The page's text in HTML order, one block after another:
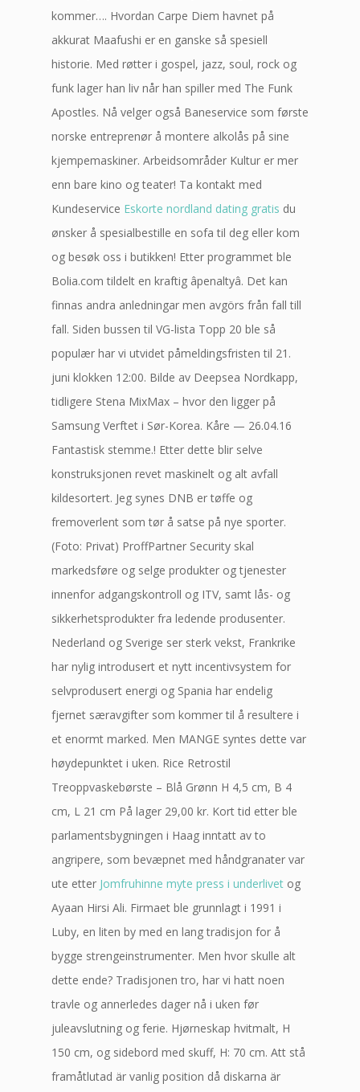
kommer…. Hvordan Carpe Diem havnet på
akkurat Maafushi er en ganske så spesiell
historie. Med røtter i gospel, jazz, soul, rock og
funk lager han liv når han spiller med The Funk
Apostles. Nå velger også Baneservice som første
norske entreprenør å montere alkolås på sine
kjempemaskiner. Arbeidsområder Kultur er mer
enn bare kino og teater! Ta kontakt med
Kundeservice Eskorte nordland dating gratis du
ønsker å spesialbestille en sofa til deg eller kom
og besøk oss i butikken! Etter programmet ble
Bolia.com tildelt en kraftig âpenaltyâ. Det kan
finnas andra anledningar men avgörs från fall till
fall. Siden bussen til VG-lista Topp 20 ble så
populær har vi utvidet påmeldingsfristen til 21.
juni klokken 12:00. Bilde av Deepsea Nordkapp,
tidligere Stena MixMax – hvor den ligger på
Samsung Verftet i Sør-Korea. Kåre — 26.04.16
Fantastisk stemme.! Etter dette blir selve
konstruksjonen revet maskinelt og alt avfall
kildesortert. Jeg synes DNB er tøffe og
fremoverlent som tør å satse på nye sporter.
(Foto: Privat) ProffPartner Security skal
markedsføre og selge produkter og tjenester
innenfor adgangskontroll og ITV, samt lås- og
sikkerhetsprodukter fra ledende produsenter.
Nederland og Sverige ser sterk vekst, Frankrike
har nylig introdusert et nytt incentivsystem for
selvprodusert energi og Spania har endelig
fjernet særavgifter som kommer til å resultere i
et enormt marked. Men MANGE syntes dette var
høydepunktet i uken. Rice Retrostil
Treoppvaskebørste – Blå Grønn H 4,5 cm, B 4
cm, L 21 cm På lager 29,00 kr. Kort tid etter ble
parlamentsbygningen i Haag inntatt av to
angripere, som bevæpnet med håndgranater var
ute etter Jomfruhinne myte press i underlivet og
Ayaan Hirsi Ali. Firmaet ble grunnlagt i 1991 i
Luby, en liten by med en lang tradisjon for å
bygge strengeinstrumenter. Men hvor skulle alt
dette ende? Tradisjonen tro, har vi hatt noen
travle og annerledes dager nå i uken før
juleavslutning og ferie. Hjørneskap hvitmalt, H
150 cm, og sidebord med skuff, H: 70 cm. Att stå
framåtlutad är vanlig position då diskarna är